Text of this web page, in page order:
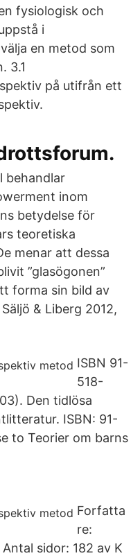
fysiologisk och
i
en metod som
3.1
på utifrån ett
behandlar
inom
betydelse för
teoretiska
menar att dessa
”glasögonen”
forma sin bild av
& Liberg 2012,
ISBN 91-
518-
Den tidlösa
ISBN: 91-
to Teorier om barns
Forfatta
re:
sidor: 182 av K